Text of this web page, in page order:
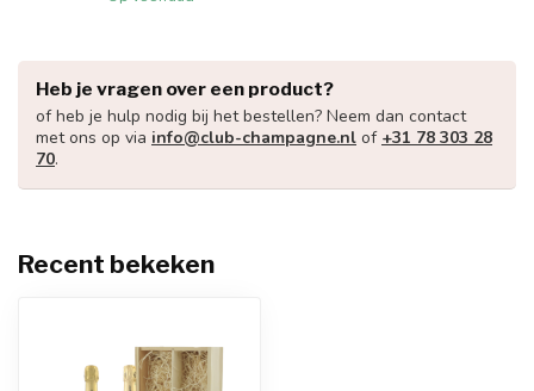
Heb je vragen over een product?
of heb je hulp nodig bij het bestellen? Neem dan contact
met ons op via info@club-champagne.nl of +31 78 303 28
70.
Recent bekeken